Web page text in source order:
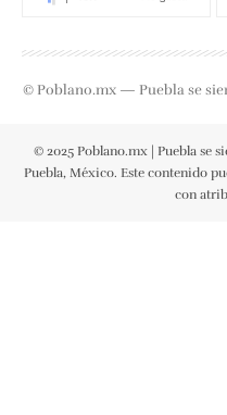
© Poblano.mx — Puebla se
© 2025 Poblano.mx | Puebla se
Puebla, México. Este contenido
con